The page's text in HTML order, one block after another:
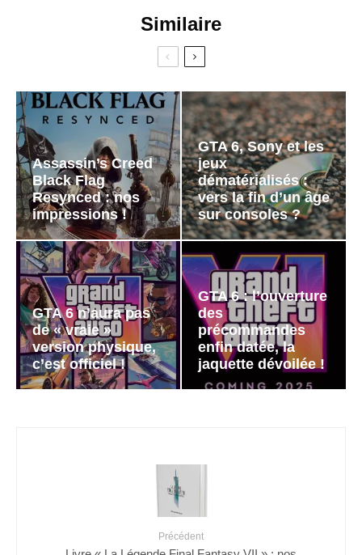
Similaire
Assassin’s Creed
Black Flag
Resynced : nos
impressions !
GTA 6, Sony et les
jeux
dématérialisés :
vers la fin d’un âge
sur consoles ?
GTA 6 n’aura pas
de « vraie »
version physique,
c’est officiel !
GTA 6 : l’ouverture
des
précommandes
enfin datée, la
jaquette dévoilée !
Précédent